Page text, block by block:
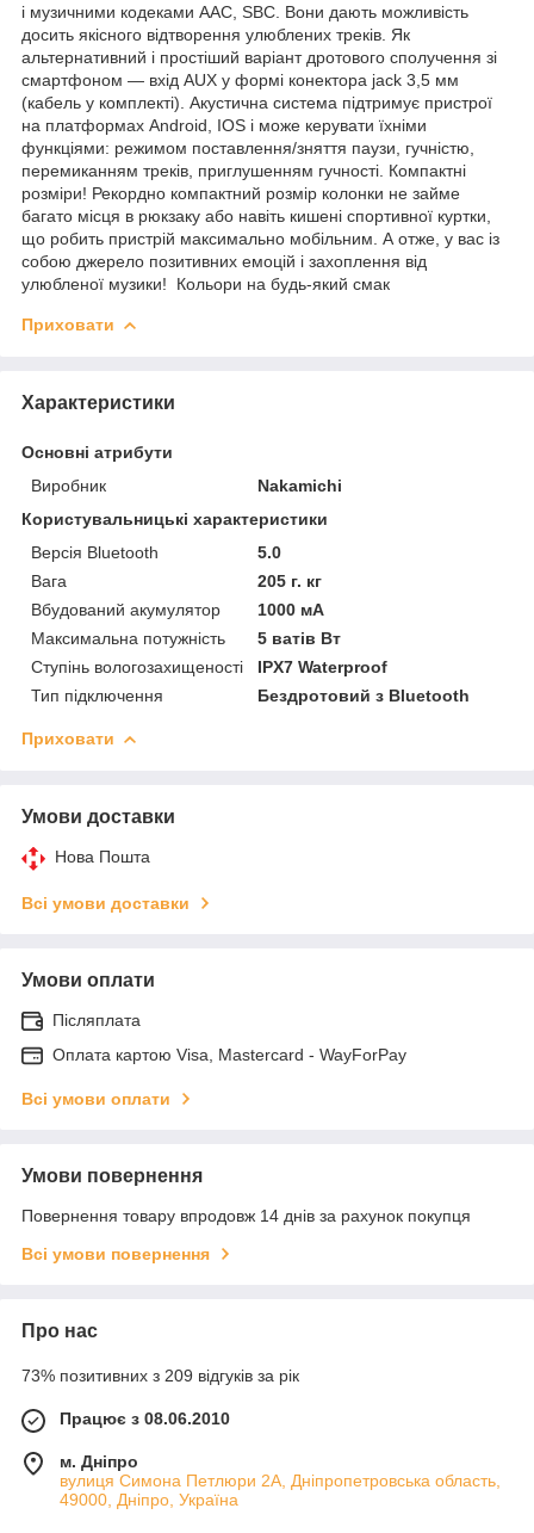
і музичними кодеками AAC, SBC. Вони дають можливість
досить якісного відтворення улюблених треків. Як
альтернативний і простіший варіант дротового сполучення зі
смартфоном — вхід AUX у формі конектора jack 3,5 мм
(кабель у комплекті). Акустична система підтримує пристрої
на платформах Android, IOS і може керувати їхніми
функціями: режимом поставлення/зняття паузи, гучністю,
перемиканням треків, приглушенням гучності. Компактні
розміри! Рекордно компактний розмір колонки не займе
багато місця в рюкзаку або навіть кишені спортивної куртки,
що робить пристрій максимально мобільним. А отже, у вас із
собою джерело позитивних емоцій і захоплення від
улюбленої музики! Кольори на будь-який смак
Приховати
Характеристики
Основні атрибути
Виробник
Nakamichi
Користувальницькі характеристики
Версія Bluetooth
5.0
Вага
205 г. кг
Вбудований акумулятор
1000 мА
Максимальна потужність
5 ватів Вт
Ступінь вологозахищеності
IPX7 Waterproof
Тип підключення
Бездротовий з Bluetooth
Приховати
Умови доставки
Нова Пошта
Всі умови доставки
Умови оплати
Післяплата
Оплата картою Visa, Mastercard - WayForPay
Всі умови оплати
Умови повернення
Повернення товару впродовж 14 днів за рахунок покупця
Всі умови повернення
Про нас
73% позитивних з 209 відгуків за рік
Працює з 08.06.2010
м. Дніпро
вулиця Симона Петлюри 2А, Дніпропетровська область,
49000, Дніпро, Україна